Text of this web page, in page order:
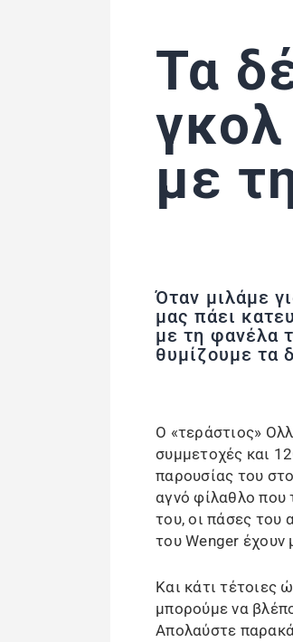
Τα
με
Όταν μιλάμε
μας πάει
με τη φανέλα
θυμίζουμε τα
Ο «τεράστιος»
συμμετοχές και
παρουσίας του
αγνό φίλαθλο που
του, οι πάσες του
του Wenger έχουν
Και κάτι τέτοιες
μπορούμε να
Απολαύστε